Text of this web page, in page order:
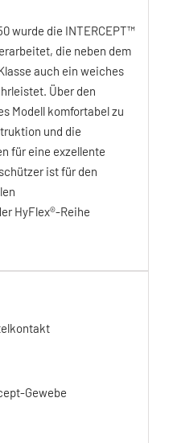
wurde die INTERCEPT™
die neben dem
auch ein weiches
Über den
Modell komfortabel zu
und die
für eine exzellente
ist für den
HyFlex®-Reihe
Gewebe